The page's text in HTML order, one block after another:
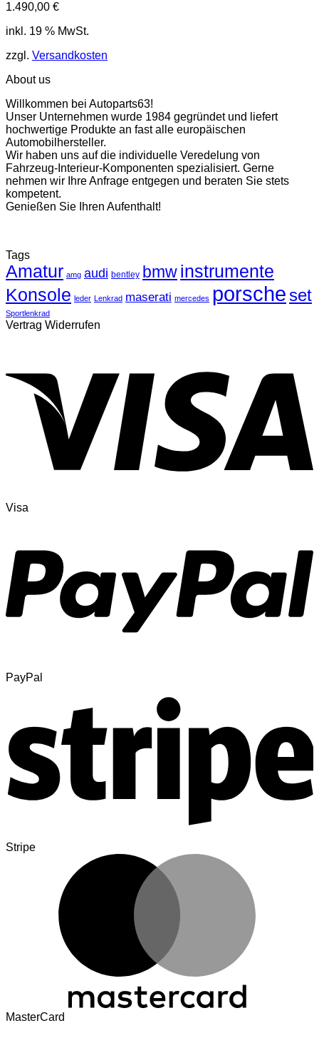
1.490,00 €
inkl. 19 % MwSt.
zzgl. Versandkosten
About us
Willkommen bei Autoparts63!
Unser Unternehmen wurde 1984 gegründet und liefert
hochwertige Produkte an fast alle europäischen
Automobilhersteller.
Wir haben uns auf die individuelle Veredelung von
Fahrzeug-Interieur-Komponenten spezialisiert. Gerne
nehmen wir Ihre Anfrage entgegen und beraten Sie stets
kompetent.
Genießen Sie Ihren Aufenthalt!
Tags
Amatur amg audi bentley bmwinstrumente
Konsole leder Lenkrad maserati mercedes porsche set
Sportlenkrad
Vertrag Widerrufen
Visa
PayPal
Stripe
MasterCard